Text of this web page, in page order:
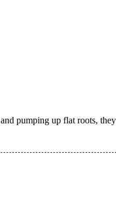
pumping up flat roots,